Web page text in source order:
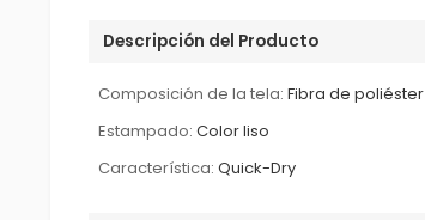
Descripción del Producto
Composición de la tela: Fibra de poliéster
Estampado: Color liso
Característica: Quick-Dry